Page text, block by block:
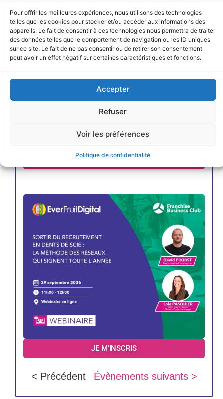
Pour offrir les meilleures expériences, nous utilisons des technologies
telles que les cookies pour stocker et/ou accéder aux informations des
appareils. Le fait de consentir à ces technologies nous permettra de traiter
des données telles que le comportement de navigation ou les ID uniques
sur ce site. Le fait de ne pas consentir ou de retirer son consentement
peut avoir un effet négatif sur certaines caractéristiques et fonctions.
Accepter
Refuser
Voir les préférences
Politique de confidentialité
JE M'INSCRIS
JE M'INSCRIS
< Précédent Évènements suivants >